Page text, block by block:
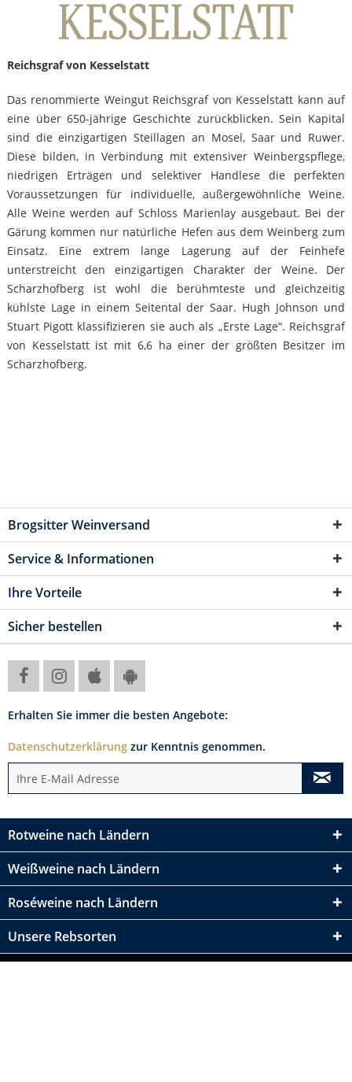
Reichsgraf von Kesselstatt
Das renommierte Weingut Reichsgraf von Kesselstatt kann auf
eine über 650-jährige Geschichte zurückblicken. Sein Kapital
sind die einzigartigen Steillagen an Mosel, Saar und Ruwer.
Diese bilden, in Verbindung mit extensiver Weinbergspflege,
niedrigen Erträgen und selektiver Handlese die perfekten
Voraussetzungen für individuelle, außergewöhnliche Weine.
Alle Weine werden auf Schloss Marienlay ausgebaut. Bei der
Gärung kommen nur natürliche Hefen aus dem Weinberg zum
Einsatz. Eine extrem lange Lagerung auf der Feinhefe
unterstreicht den einzigartigen Charakter der Weine. Der
Scharzhofberg ist wohl die berühmteste und gleichzeitig
kühlste Lage in einem Seitental der Saar. Hugh Johnson und
Stuart Pigott klassifizieren sie auch als „Erste Lage“. Reichsgraf
von Kesselstatt ist mit 6,6 ha einer der größten Besitzer im
Scharzhofberg.
Brogsitter Weinversand
Service & Informationen
Ihre Vorteile
Sicher bestellen
Erhalten Sie immer die besten Angebote:
Datenschutzerklärung zur Kenntnis genommen.
Rotweine nach Ländern
Weißweine nach Ländern
Roséweine nach Ländern
Unsere Rebsorten